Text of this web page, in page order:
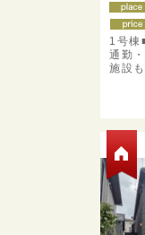
1号棟
通勤
施設